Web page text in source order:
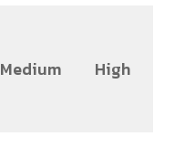
Medium High